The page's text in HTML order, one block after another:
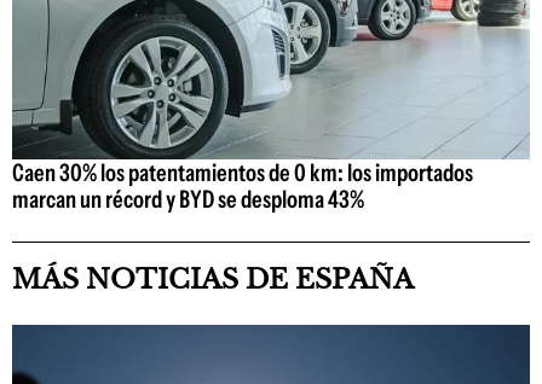
Caen 30% los patentamientos de 0 km: los importados
marcan un récord y BYD se desploma 43%
MÁS NOTICIAS DE ESPAÑA